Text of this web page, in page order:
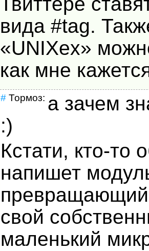
вида #tag.
«UNIXex»
как мне
# Тормоз: а зачем
:)
Кстати, кто-то
напишет
свой
маленький